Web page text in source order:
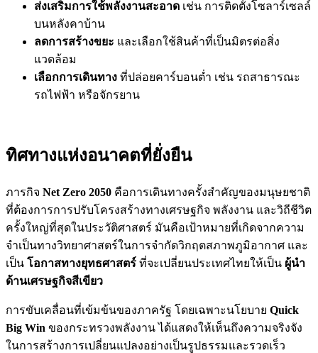
ส่งเสริมการใช้พลังงานสะอาด เช่น การติดตั้งโซลาร์เซลล์
บนหลังคาบ้าน
ลดการสร้างขยะ และเลือกใช้สินค้าที่เป็นมิตรต่อสิ่ง
แวดล้อม
เลือกการเดินทาง ที่ปล่อยคาร์บอนต่ำ เช่น รถสาธารณะ
รถไฟฟ้า หรือจักรยาน
ทิศทางแห่งอนาคตที่ยั่งยืน
ภารกิจ Net Zero 2050 คือการเดินทางครั้งสำคัญของมนุษยชาติ
ที่ต้องการการปรับโครงสร้างทางเศรษฐกิจ พลังงาน และวิถีชีวิต
ครั้งใหญ่ที่สุดในประวัติศาสตร์ มันคือเป้าหมายที่เกิดจากความ
จำเป็นทางวิทยาศาสตร์ในการจำกัดวิกฤตสภาพภูมิอากาศ และ
เป็น โอกาสทางยุทธศาสตร์ ที่จะเปลี่ยนประเทศไทยให้เป็น ผู้นำ
ด้านเศรษฐกิจสีเขียว
การขับเคลื่อนที่เข้มข้นของภาครัฐ โดยเฉพาะนโยบาย Quick
Big Win ของกระทรวงพลังงาน ได้แสดงให้เห็นถึงความจริงจัง
ในการสร้างการเปลี่ยนแปลงอย่างเป็นรูปธรรมและรวดเร็ว